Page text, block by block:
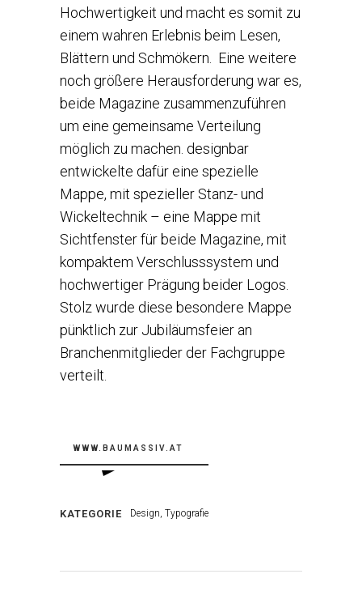
Hochwertigkeit und macht es somit zu
einem wahren Erlebnis beim Lesen,
Blättern und Schmökern. Eine weitere
noch größere Herausforderung war es,
beide Magazine zusammenzuführen
um eine gemeinsame Verteilung
möglich zu machen. designbar
entwickelte dafür eine spezielle
Mappe, mit spezieller Stanz- und
Wickeltechnik – eine Mappe mit
Sichtfenster für beide Magazine, mit
kompaktem Verschlusssystem und
hochwertiger Prägung beider Logos.
Stolz wurde diese besondere Mappe
pünktlich zur Jubiläumsfeier an
Branchenmitglieder der Fachgruppe
verteilt.
WWW.BAUMASSIV.AT
KATEGORIE Design, Typografie